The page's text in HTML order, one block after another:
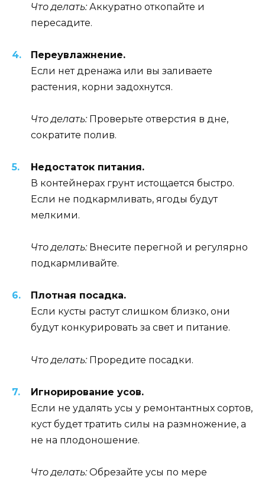
Что делать:Аккуратно откопайте и
пересадите.
Переувлажнение.
Если нет дренажа или вы заливаете
растения, корни задохнутся.
Что делать:Проверьте отверстия в дне,
сократите полив.
Недостаток питания.
В контейнерах грунт истощается быстро.
Если не подкармливать, ягоды будут
мелкими.
Что делать:Внесите перегной и регулярно
подкармливайте.
Плотная посадка.
Если кусты растут слишком близко, они
будут конкурировать за свет и питание.
Что делать:Проредите посадки.
Игнорирование усов.
Если не удалять усы у ремонтантных сортов,
куст будет тратить силы на размножение, а
не на плодоношение.
Что делать:Обрезайте усы по мере